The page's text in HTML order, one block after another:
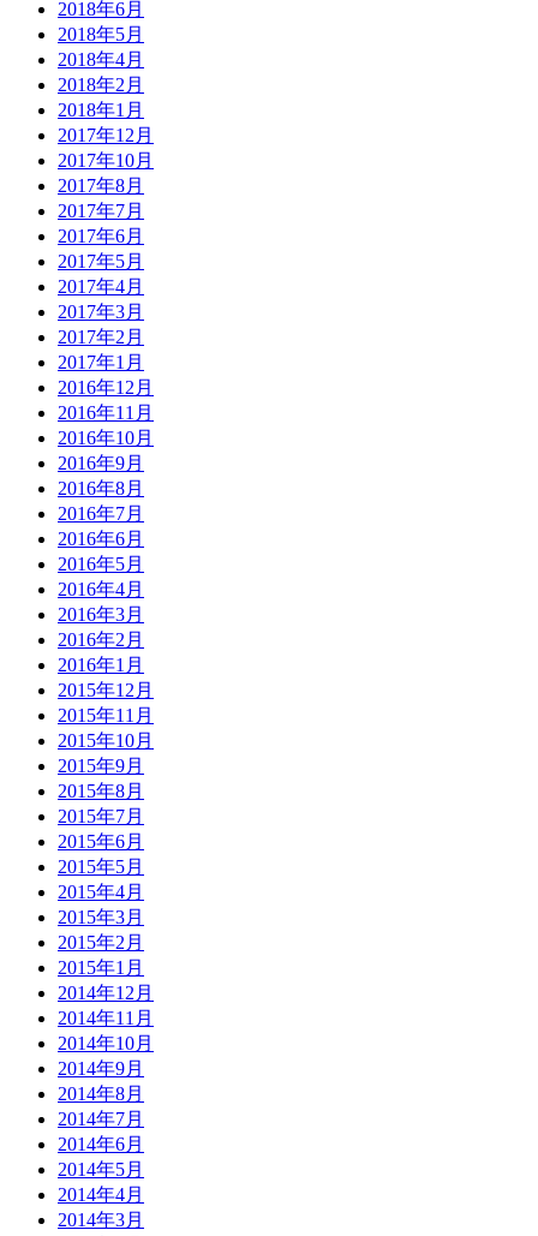
2018年6月
2018年5月
2018年4月
2018年2月
2018年1月
2017年12月
2017年10月
2017年8月
2017年7月
2017年6月
2017年5月
2017年4月
2017年3月
2017年2月
2017年1月
2016年12月
2016年11月
2016年10月
2016年9月
2016年8月
2016年7月
2016年6月
2016年5月
2016年4月
2016年3月
2016年2月
2016年1月
2015年12月
2015年11月
2015年10月
2015年9月
2015年8月
2015年7月
2015年6月
2015年5月
2015年4月
2015年3月
2015年2月
2015年1月
2014年12月
2014年11月
2014年10月
2014年9月
2014年8月
2014年7月
2014年6月
2014年5月
2014年4月
2014年3月